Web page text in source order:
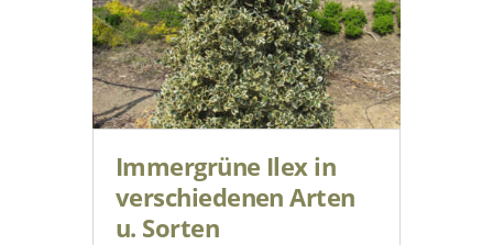
Immergrüne Ilex in
verschiedenen Arten
u. Sorten